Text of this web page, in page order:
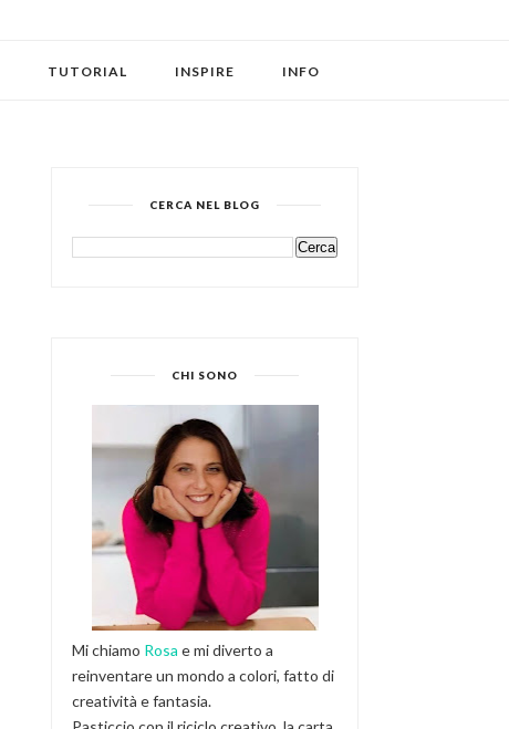
TUTORIAL INSPIRE INFO
CERCA NEL BLOG
CHI SONO
Mi chiamo Rosa e mi diverto a
reinventare un mondo a colori, fatto di
creatività e fantasia.